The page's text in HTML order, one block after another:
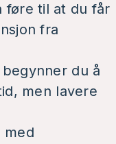
føre til at du får
fra
du å
men lavere
med